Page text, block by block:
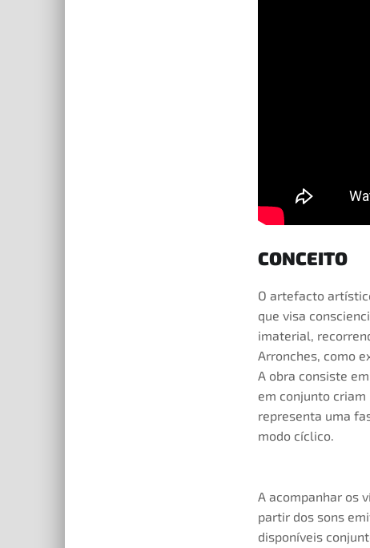
CONCEITO
O artefacto
que visa
imaterial,
Arronches, como
A obra consiste
em conjunto criam
representa uma
modo cíclico.
A acompanhar os
partir dos sons
disponíveis